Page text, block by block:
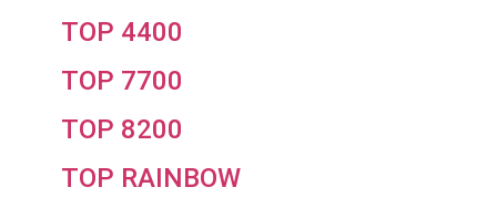
TOP 4400
TOP 7700
TOP 8200
TOP RAINBOW